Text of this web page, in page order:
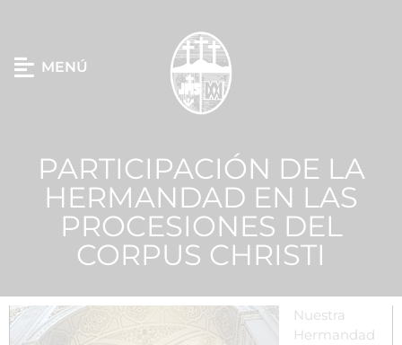
MENÚ
PARTICIPACIÓN DE LA
HERMANDAD EN LAS
PROCESIONES DEL
CORPUS CHRISTI
Nuestra
Hermandad